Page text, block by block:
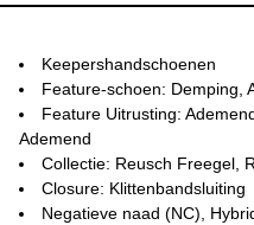
Keepershandschoenen
Feature-schoen: Demping,
Feature Uitrusting:
Ademend
Collectie: Reusch Freegel,
Closure: Klittenbandsluiting
Negatieve naad (NC),